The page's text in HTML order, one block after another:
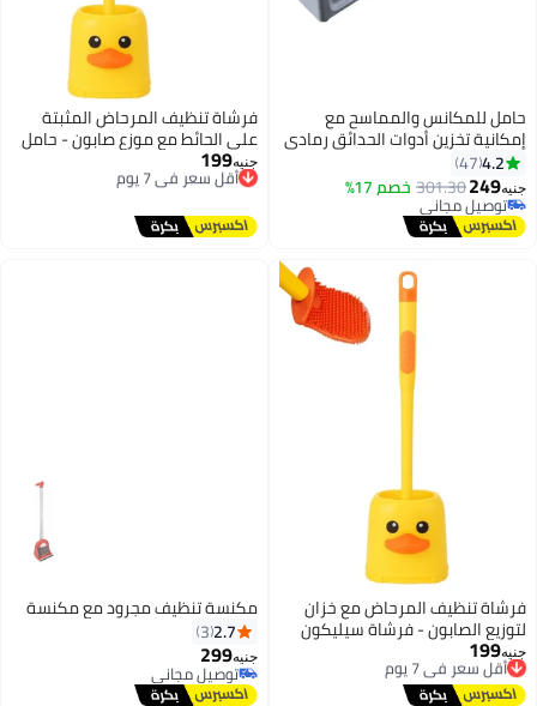
والمماسح مع
تخزين أدوات الحدائق رمادي
47
301.30 خصم 17%
مجاني
مجاني
فرشاة تنظيف المرحاض المثبتة
على الحائط مع موزع صابون - حامل
بتصميم بطة، شعيرات سيليكون
متينة، مقبض مريح مانع للانزلاق
199
أقل سعر في 7 يوم
توصيل مجاني
أقل سعر في 7 يوم
تنظيف المرحاض مع خزان
الصابون - فرشاة سيليكون
الحائط مع علبة تخزين
بطة لطيفة، منظف حمام
الجفاف
في 7 يوم
مجاني
في 7 يوم
مكنسة تنظيف مجرود مع مكنسة
299
توصيل مجاني
توصيل مجاني